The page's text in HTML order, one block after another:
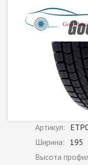
Артикул:
Ширина: 195
Высота